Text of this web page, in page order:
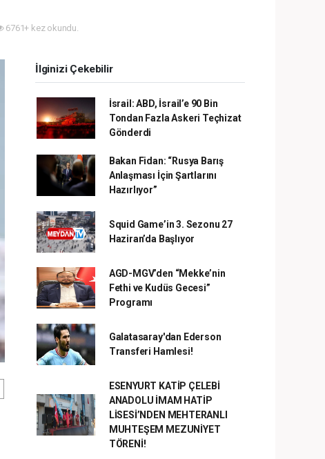
6761+ kez okundu.
İlginizi Çekebilir
İsrail: ABD, İsrail’e 90 Bin
Tondan Fazla Askeri Teçhizat
Gönderdi
Bakan Fidan: “Rusya Barış
Anlaşması İçin Şartlarını
Hazırlıyor”
Squid Game’in 3. Sezonu 27
Haziran’da Başlıyor
AGD-MGV’den “Mekke’nin
Fethi ve Kudüs Gecesi”
Programı
Galatasaray'dan Ederson
Transferi Hamlesi!
ESENYURT KATİP ÇELEBİ
ANADOLU İMAM HATİP
LİSESİ’NDEN MEHTERANLI
MUHTEŞEM MEZUNİYET
TÖRENİ!